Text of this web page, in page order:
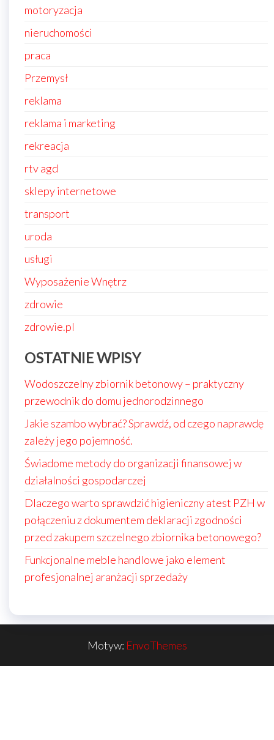
motoryzacja
nieruchomości
praca
Przemysł
reklama
reklama i marketing
rekreacja
rtv agd
sklepy internetowe
transport
uroda
usługi
Wyposażenie Wnętrz
zdrowie
zdrowie.pl
OSTATNIE WPISY
Wodoszczelny zbiornik betonowy – praktyczny
przewodnik do domu jednorodzinnego
Jakie szambo wybrać? Sprawdź, od czego naprawdę
zależy jego pojemność.
Świadome metody do organizacji finansowej w
działalności gospodarczej
Dlaczego warto sprawdzić higieniczny atest PZH w
połączeniu z dokumentem deklaracji zgodności
przed zakupem szczelnego zbiornika betonowego?
Funkcjonalne meble handlowe jako element
profesjonalnej aranżacji sprzedaży
Motyw: EnvoThemes